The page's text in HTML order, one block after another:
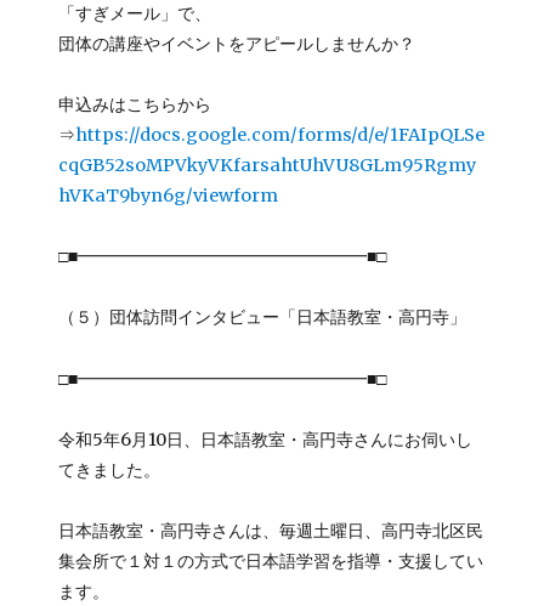
「すぎメール」で、
団体の講座やイベントをアピールしませんか？
申込みはこちらから
⇒https://docs.google.com/forms/d/e/1FAIpQLSe
cqGB52soMPVkyVKfarsahtUhVU8GLm95Rgmy
hVKaT9byn6g/viewform
□■━━━━━━━━━━━━━━━━━■□
（５）団体訪問インタビュー「日本語教室・高円寺」
□■━━━━━━━━━━━━━━━━━■□
令和5年6月10日、日本語教室・高円寺さんにお伺いし
てきました。
日本語教室・高円寺さんは、毎週土曜日、高円寺北区民
集会所で１対１の方式で日本語学習を指導・支援してい
ます。